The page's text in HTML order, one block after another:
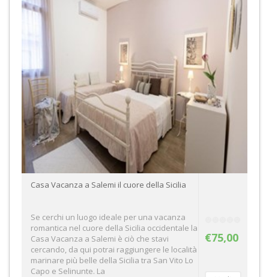
€75,00
Casa Vacanza a Salemi il cuore della Sicilia
Se cerchi un luogo ideale per una vacanza
romantica nel cuore della Sicilia occidentale la
Casa Vacanza a Salemi è ciò che stavi
cercando, da qui potrai raggiungere le località
marinare più belle della Sicilia tra San Vito Lo
Capo e Selinunte. La